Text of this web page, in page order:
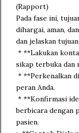
(Rapport)
Pada fase ini,
dihargai, aman,
dan jelaskan
* **Lakukan
sikap terbuka dan
* **Perkenalkan
peran Anda.
* **Konfirmasi
berbicara dengan
pasien.